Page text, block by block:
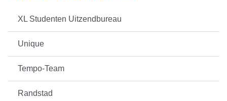
XL Studenten Uitzendbureau
Unique
Tempo-Team
Randstad